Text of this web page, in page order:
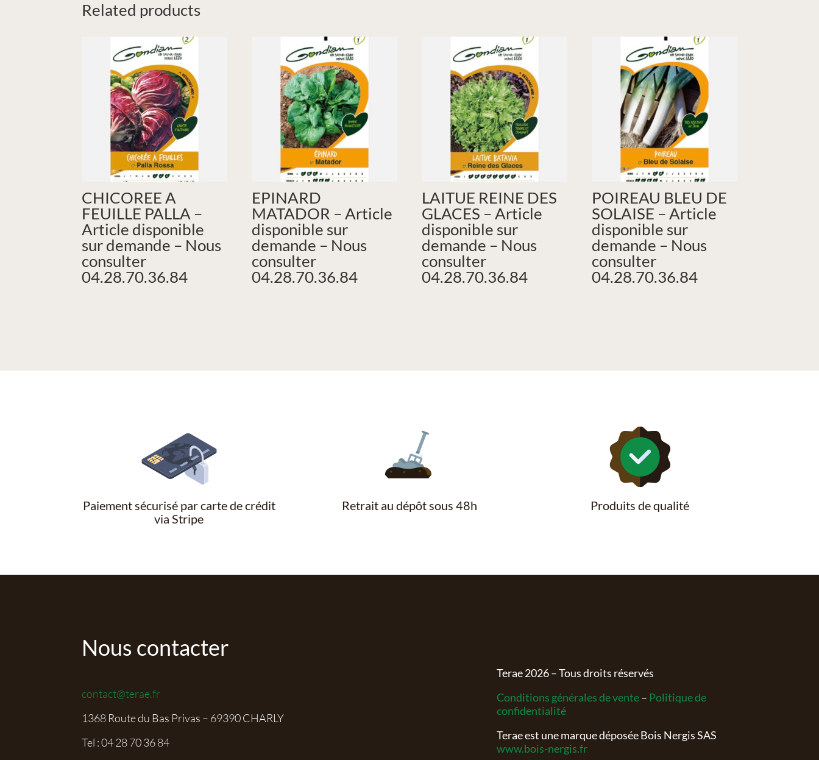
Related products
CHICOREE A
FEUILLE PALLA –
Article disponible
sur demande – Nous
consulter
04.28.70.36.84
EPINARD
MATADOR – Article
disponible sur
demande – Nous
consulter
04.28.70.36.84
LAITUE REINE DES
GLACES – Article
disponible sur
demande – Nous
consulter
04.28.70.36.84
POIREAU BLEU DE
SOLAISE – Article
disponible sur
demande – Nous
consulter
04.28.70.36.84
Paiement sécurisé par carte de crédit
via Stripe
Retrait au dépôt sous 48h Produits de qualité
Nous contacter
contact@terae.fr
1368 Route du Bas Privas – 69390 CHARLY
Tel :04 28 70 36 84
Terae2026– Tous droits réservés
Conditions générales de vente– Politique de
confidentialité
Terae est une marque déposée Bois Nergis SAS
www.bois-nergis.fr